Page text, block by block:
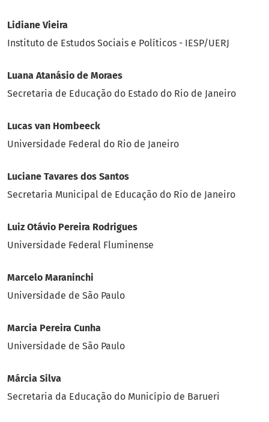
Lidiane Vieira
Instituto de Estudos Sociais e Políticos - IESP/UERJ
Luana Atanásio de Moraes
Secretaria de Educação do Estado do Rio de Janeiro
Lucas van Hombeeck
Universidade Federal do Rio de Janeiro
Luciane Tavares dos Santos
Secretaria Municipal de Educação do Rio de Janeiro
Luiz Otávio Pereira Rodrigues
Universidade Federal Fluminense
Marcelo Maraninchi
Universidade de São Paulo
Marcia Pereira Cunha
Universidade de São Paulo
Márcia Silva
Secretaria da Educação do Município de Barueri